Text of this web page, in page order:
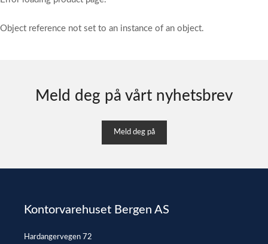
Object reference not set to an instance of an object.
Meld deg på vårt nyhetsbrev
Meld deg på
Kontorvarehuset Bergen AS
Hardangervegen 72